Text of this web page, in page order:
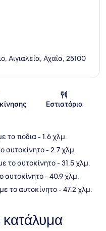
Αιγιαλεία, Αχαΐα, 25100
Εστιατόρια
τα πόδια- 1.6 χλμ.
αυτοκίνητο- 2.7 χλμ.
το αυτοκίνητο- 31.5 χλμ.
αυτοκίνητο- 40.9 χλμ.
το αυτοκίνητο- 47.2 χλμ.
κατάλυμα